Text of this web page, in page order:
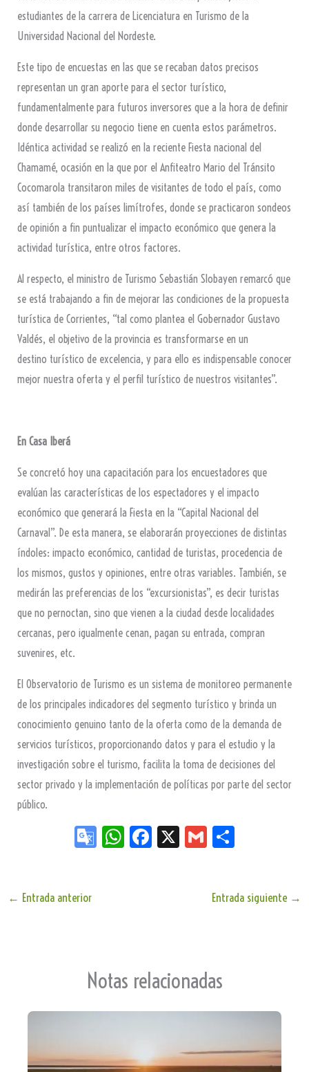
estudiantes de la carrera de Licenciatura en Turismo de la
Universidad Nacional del Nordeste.
Este tipo de encuestas en las que se recaban datos precisos
representan un gran aporte para el sector turístico,
fundamentalmente para futuros inversores que a la hora de definir
donde desarrollar su negocio tiene en cuenta estos parámetros.
Idéntica actividad se realizó en la reciente Fiesta nacional del
Chamamé, ocasión en la que por el Anfiteatro Mario del Tránsito
Cocomarola transitaron miles de visitantes de todo el país, como
así también de los países limítrofes, donde se practicaron sondeos
de opinión a fin puntualizar el impacto económico que genera la
actividad turística, entre otros factores.
Al respecto, el ministro de Turismo Sebastián Slobayen remarcó que
se está trabajando a fin de mejorar las condiciones de la propuesta
turística de Corrientes, “tal como plantea el Gobernador Gustavo
Valdés, el objetivo de la provincia es transformarse en un
destino turístico de excelencia, y para ello es indispensable conocer
mejor nuestra oferta y el perfil turístico de nuestros visitantes”.
En Casa Iberá
Se concretó hoy una capacitación para los encuestadores que
evalúan las características de los espectadores y el impacto
económico que generará la Fiesta en la “Capital Nacional del
Carnaval”. De esta manera, se elaborarán proyecciones de distintas
índoles: impacto económico, cantidad de turistas, procedencia de
los mismos, gustos y opiniones, entre otras variables. También, se
medirán las preferencias de los “excursionistas”, es decir turistas
que no pernoctan, sino que vienen a la ciudad desde localidades
cercanas, pero igualmente cenan, pagan su entrada, compran
suvenires, etc.
El Observatorio de Turismo es un sistema de monitoreo permanente
de los principales indicadores del segmento turístico y brinda un
conocimiento genuino tanto de la oferta como de la demanda de
servicios turísticos, proporcionando datos y para el estudio y la
investigación sobre el turismo, facilita la toma de decisiones del
sector privado y la implementación de políticas por parte del sector
público.
Go
te
W
Fa
X
G
← Entrada anterior Entrada siguiente →
Notas relacionadas